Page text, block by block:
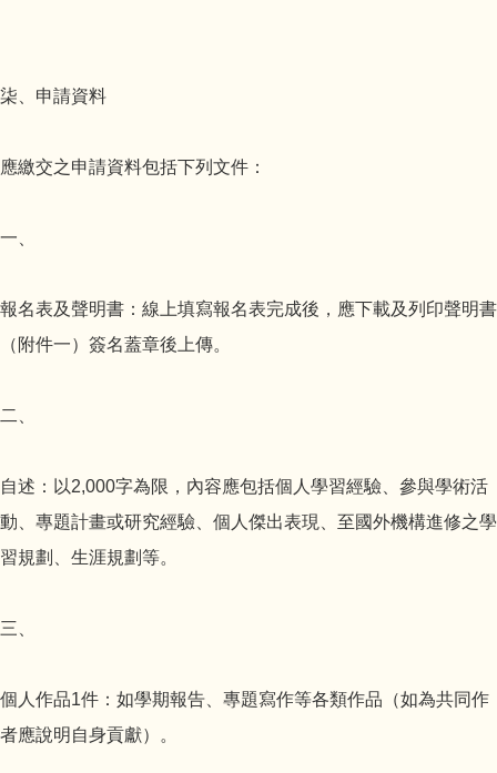
柒、申請資料
應繳交之申請資料包括下列文件：
一、
報名表及聲明書：線上填寫報名表完成後，應下載及列印聲明書
（附件一）簽名蓋章後上傳。
二、
自述：以2,000字為限，內容應包括個人學習經驗、參與學術活
動、專題計畫或研究經驗、個人傑出表現、至國外機構進修之學
習規劃、生涯規劃等。
三、
個人作品1件：如學期報告、專題寫作等各類作品（如為共同作
者應說明自身貢獻）。